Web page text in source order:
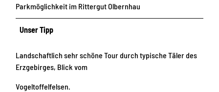
Parkmöglichkeit im Rittergut Olbernhau
Unser Tipp
Landschaftlich sehr schöne Tour durch typische Täler des
Erzgebirges, Blick vom
Vogeltoffelfelsen.